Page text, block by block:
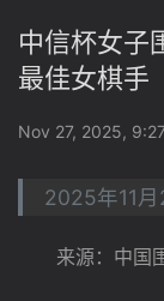
中信杯女子
最佳女棋手
Nov 27, 2025,
2025年11
来源：中国